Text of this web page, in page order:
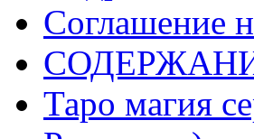
Соглашение
Таро магия